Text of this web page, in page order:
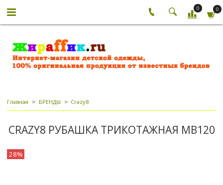
0 0
Главная БРЕНДЫ Crazy8
CRAZY8 РУБАШКА ТРИКОТАЖНАЯ МВ120
28%